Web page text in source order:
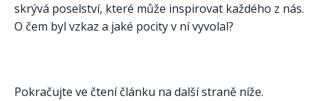
skrývá poselství, které může inspirovat každého z nás.
O čem byl vzkaz a jaké pocity v ní vyvolal?
Pokračujte ve čtení článku na další straně níže.